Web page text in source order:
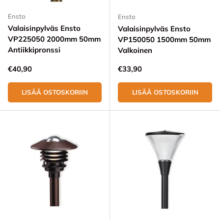
Ensto
Valaisinpylväs Ensto
VP225050 2000mm 50mm
Antiikkipronssi
Normaali hinta
€40,90
LISÄÄ OSTOSKORIIN
Ensto
Valaisinpylväs Ensto
VP150050 1500mm 50mm
Valkoinen
Normaali hinta
€33,90
LISÄÄ OSTOSKORIIN